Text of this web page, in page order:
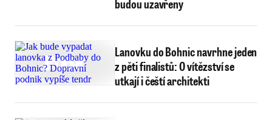
budou uzavřeny
Lanovku do Bohnic navrhne jeden
z pěti finalistů: O vítězství se
utkají i čeští architekti